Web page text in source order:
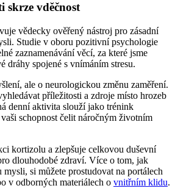
skrze vděčnost
vědecky ověřený nástroj pro zásadní
Studie v oboru pozitivní psychologie
zaznamenávání věcí, za které jsme
dráhy spojené s vnímáním stresu.
ale o neurologickou změnu zaměření.
příležitosti a zdroje místo hrozeb
denní aktivita slouží jako trénink
schopnost čelit náročným životním
kortizolu a zlepšuje celkovou duševní
dlouhodobé zdraví. Více o tom, jak
si můžete prostudovat na portálech
v odborných materiálech o vnitřním klidu.